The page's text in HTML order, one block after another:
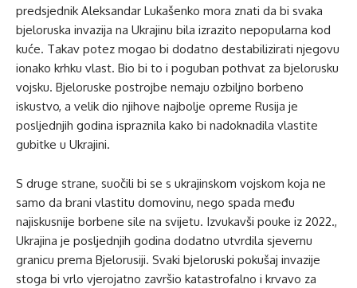
predsjednik Aleksandar Lukašenko mora znati da bi svaka
bjeloruska invazija na Ukrajinu bila izrazito nepopularna kod
kuće. Takav potez mogao bi dodatno destabilizirati njegovu
ionako krhku vlast. Bio bi to i poguban pothvat za bjelorusku
vojsku. Bjeloruske postrojbe nemaju ozbiljno borbeno
iskustvo, a velik dio njihove najbolje opreme Rusija je
posljednjih godina ispraznila kako bi nadoknadila vlastite
gubitke u Ukrajini.
S druge strane, suočili bi se s ukrajinskom vojskom koja ne
samo da brani vlastitu domovinu, nego spada među
najiskusnije borbene sile na svijetu. Izvukavši pouke iz 2022.,
Ukrajina je posljednjih godina dodatno utvrdila sjevernu
granicu prema Bjelorusiji. Svaki bjeloruski pokušaj invazije
stoga bi vrlo vjerojatno završio katastrofalno i krvavo za